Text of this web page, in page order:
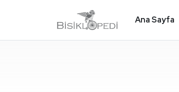
Ana Sayfa